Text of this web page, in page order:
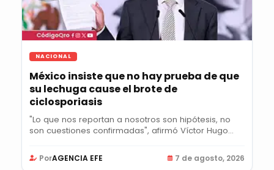
NACIONAL
México insiste que no hay prueba de que
su lechuga cause el brote de
ciclosporiasis
"Lo que nos reportan a nosotros son hipótesis, no
son cuestiones confirmadas", afirmó Víctor Hugo...
PorAGENCIA EFE 7 de agosto, 2026